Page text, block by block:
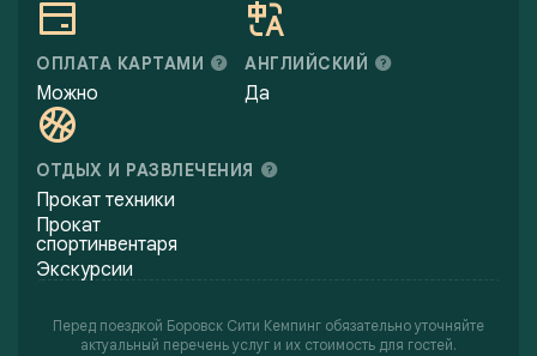
ОПЛАТА КАРТАМИ
Можно
АНГЛИЙСКИЙ
Да
ОТДЫХ И РАЗВЛЕЧЕНИЯ
Прокат техники
Прокат
спортинвентаря
Экскурсии
Перед поездкой Боровск Сити Кемпинг обязательно уточняйте
актуальный перечень услуг и их стоимость для гостей.